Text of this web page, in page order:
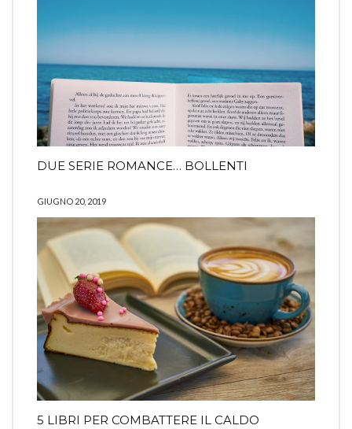
DUE SERIE ROMANCE… BOLLENTI
GIUGNO 20, 2019
5 LIBRI PER COMBATTERE IL CALDO